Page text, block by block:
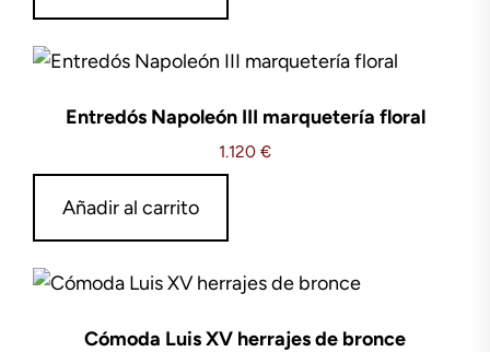
Entredós Napoleón III marquetería floral
1.120 €
Añadir al carrito
Cómoda Luis XV herrajes de bronce